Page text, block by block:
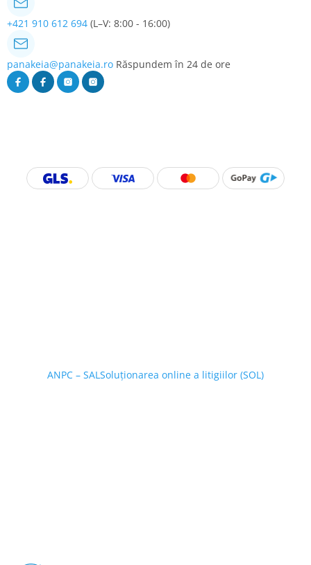
+421 910 612 694 (L–V: 8:00 - 16:00)
panakeia@panakeia.ro Răspundem în 24 de ore
ANPC – SAL Soluționarea online a litigiilor (SOL)